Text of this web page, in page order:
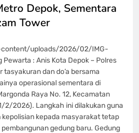
Depok, Sementara
Tower
uploads/2026/02/IMG-
: Anis Kota Depok – Polres
tasyakuran dan do’a bersama
operasional sementara di
Raya No. 12, Kecamatan
2/2026). Langkah ini dilakukan guna
kepada masyarakat tetap
gedung baru. Gedung